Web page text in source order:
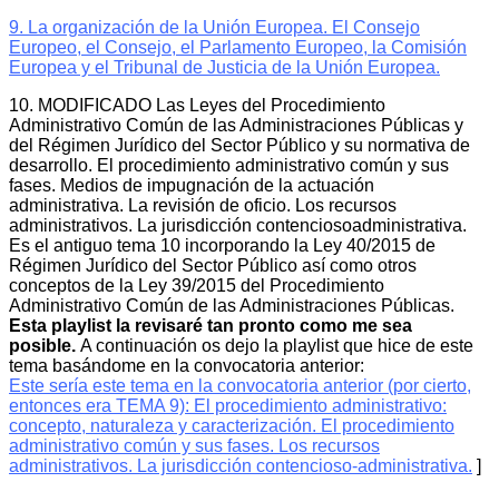
9. La organización de la Unión Europea. El Consejo
Europeo, el Consejo, el Parlamento Europeo, la Comisión
Europea y el Tribunal de Justicia de la Unión Europea.
10. MODIFICADO Las Leyes del Procedimiento
Administrativo Común de las Administraciones Públicas y
del Régimen Jurídico del Sector Público y su normativa de
desarrollo. El procedimiento administrativo común y sus
fases. Medios de impugnación de la actuación
administrativa. La revisión de oficio. Los recursos
administrativos. La jurisdicción contenciosoadministrativa.
Es el antiguo tema 10 incorporando la Ley 40/2015 de
Régimen Jurídico del Sector Público así como otros
conceptos de la Ley 39/2015 del Procedimiento
Administrativo Común de las Administraciones Públicas.
Esta playlist la revisaré tan pronto como me sea
posible. A continuación os dejo la playlist que hice de este
tema basándome en la convocatoria anterior:
Este sería este tema en la convocatoria anterior (por cierto,
entonces era TEMA 9): El procedimiento administrativo:
concepto, naturaleza y caracterización. El procedimiento
administrativo común y sus fases. Los recursos
administrativos. La jurisdicción contencioso-administrativa. ]